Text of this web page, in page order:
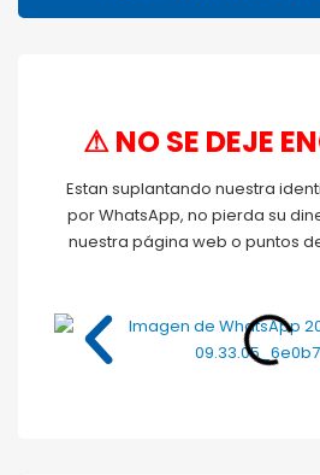
⚠ NO SE DEJE
Estan suplantando nuestra
por WhatsApp, no pierda su
nuestra página web o puntos